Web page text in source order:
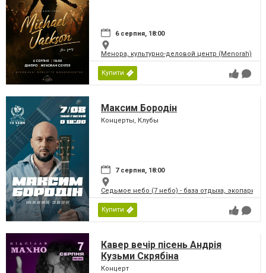
6 серпня, 18:00
Менора, культурно-деловой центр (Menorah)
Купити
Максим Бородін
Концерты, Клубы
7 серпня, 18:00
Седьмое небо (7 небо) - база отдыха, экопарк
Купити
Кавер вечір пісень Андрія
Кузьми Скрябіна
Концерт